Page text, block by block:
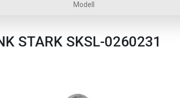
Modell
STARK SKSL-0260231